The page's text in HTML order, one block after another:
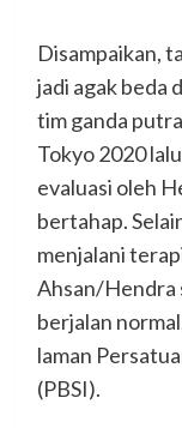
Disampaikan,
jadi agak beda
tim ganda
Tokyo 2020
evaluasi oleh
bertahap.
menjalani
Ahsan/Hendra
berjalan
laman
(PBSI).